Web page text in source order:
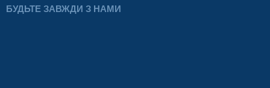
БУДЬТЕ ЗАВЖДИ З НАМИ